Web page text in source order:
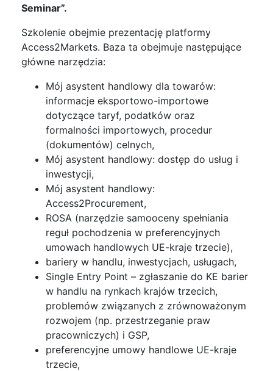
Seminar”.
Szkolenie obejmie prezentację platformy
Access2Markets. Baza ta obejmuje następujące
główne narzędzia:
Mój asystent handlowy dla towarów:
informacje eksportowo-importowe
dotyczące taryf, podatków oraz
formalności importowych, procedur
(dokumentów) celnych,
Mój asystent handlowy: dostęp do usług i
inwestycji,
Mój asystent handlowy:
Access2Procurement,
ROSA (narzędzie samooceny spełniania
reguł pochodzenia w preferencyjnych
umowach handlowych UE-kraje trzecie),
bariery w handlu, inwestycjach, usługach,
Single Entry Point – zgłaszanie do KE barier
w handlu na rynkach krajów trzecich,
problemów związanych z zrównoważonym
rozwojem (np. przestrzeganie praw
pracowniczych) i GSP,
preferencyjne umowy handlowe UE-kraje
trzecie,